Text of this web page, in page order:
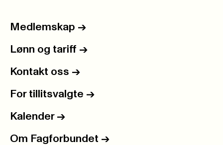
Medlemskap ->
Lønn og tariff ->
Kontakt oss ->
For tillitsvalgte ->
Kalender ->
Om Fagforbundet ->